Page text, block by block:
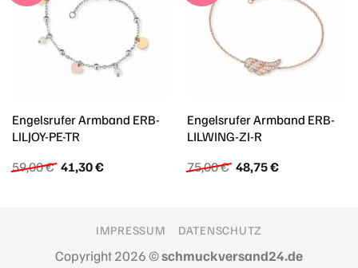
Engelsrufer Armband ERB-
LILJOY-PE-TR
59,00€ Ursprünglicher
Preis
41,30€Aktueller
Engelsrufer Armband ERB-
LILWING-ZI-R
75,00€ Ursprünglicher
Preis
48,75€Aktueller
IMPRESSUM DATENSCHUTZ
Copyright 2026 ©schmuckversand24.de